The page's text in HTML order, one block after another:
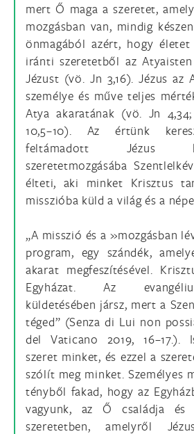
mert Ő maga a szeretet,
mozgásban van, mindig
önmagából azért, hogy
iránti szeretetből az
Jézust (vö. Jn 3,16). Jézus az
személye és műve teljes
Atya akaratának (vö. Jn 4,34;
10,5–10). Az értünk
feltámadott Jézus
szeretetmozgásába
élteti, aki minket Krisztus
misszióba küld a világ és a
„A misszió és a »mozgásban
program, egy szándék,
akarat megfeszítésével.
Egyházat. Az
küldetésében jársz, mert a
téged” (Senza di Lui non
del Vaticano 2019, 16–17.).
szeret minket, és ezzel a
szólít meg minket. Személyes
tényből fakad, hogy az
vagyunk, az Ő családja és
szeretetben, amelyről